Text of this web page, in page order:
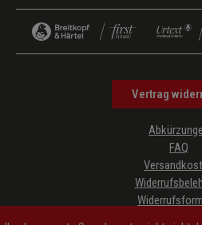
Vertrag
FAQ